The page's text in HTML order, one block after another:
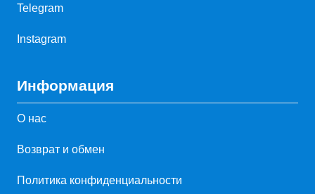
Telegram
Instagram
Информация
О нас
Возврат и обмен
Политика конфиденциальности